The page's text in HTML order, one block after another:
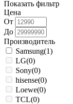
Показать фильтр
Цена
От
До
Производитель
Samsung(1)
LG(0)
Sony(0)
hisense(0)
Loewe(0)
TCL(0)